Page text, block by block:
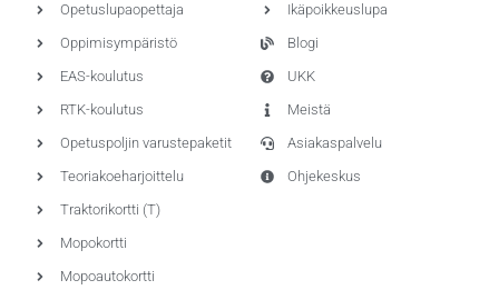
Opetuslupaopettaja
Oppimisympäristö
EAS-koulutus
RTK-koulutus
Opetuspoljin varustepaketit
Teoriakoeharjoittelu
Traktorikortti (T)
Mopokortti
Mopoautokortti
Ikäpoikkeuslupa
Blogi
UKK
Meistä
Asiakaspalvelu
Ohjekeskus